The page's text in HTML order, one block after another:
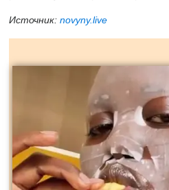
Источник: novyny.live